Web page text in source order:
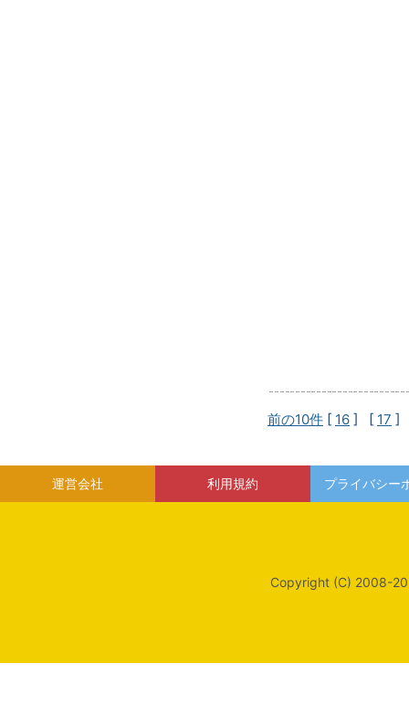
前の10件 [ 16 ] [ 17 ]
運営会社 利用規約 プライバシー
Copyright (C) 2008-